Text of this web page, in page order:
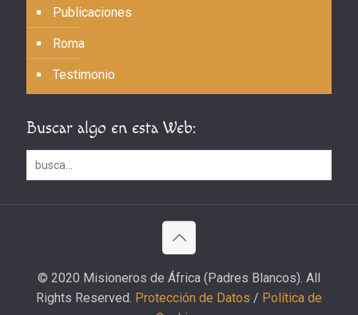
Publicaciones
Roma
Testimonio
Buscar algo en esta Web:
© 2020 Misioneros de África (Padres Blancos). All
Rights Reserved. Protección de Datos / Política de